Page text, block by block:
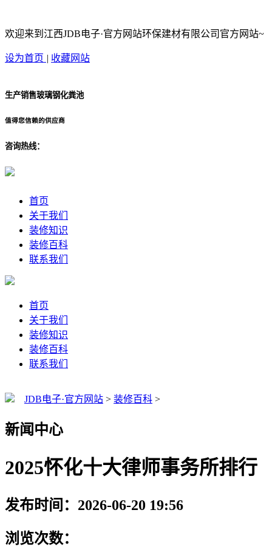
欢迎来到江西JDB电子·官方网站环保建材有限公司官方网站~
设为首页 | 收藏网站
生产销售玻璃钢化粪池
值得您信赖的供应商
咨询热线：
首页
关于我们
装修知识
装修百科
联系我们
首页
关于我们
装修知识
装修百科
联系我们
JDB电子·官方网站 > 装修百科 >
新闻中心
2025怀化十大律师事务所排行
发布时间：2026-06-20 19:56
浏览次数：